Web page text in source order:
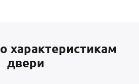
характеристикам
двери